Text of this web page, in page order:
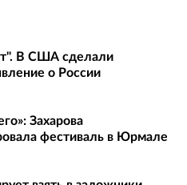
В США сделали
о России
Захарова
фестиваль в Юрмале